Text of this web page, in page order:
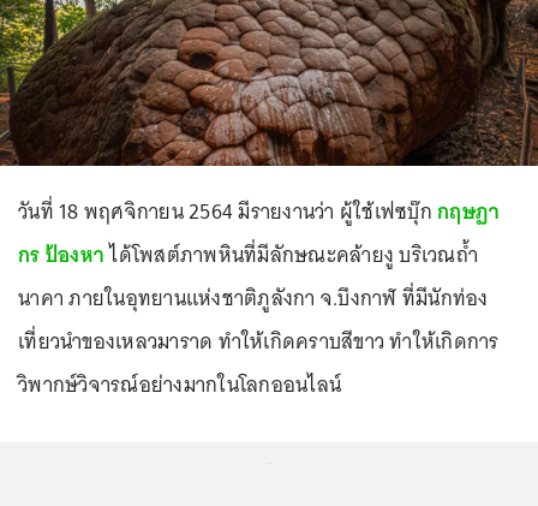
วันที่ 18 พฤศจิกายน 2564 มีรายงานว่า ผู้ใช้เฟซบุ๊กกฤษฏา
กร ป้องหาได้โพสต์ภาพหินที่มีลักษณะคล้ายงู บริเวณถ้ำ
นาคา ภายในอุทยานแห่งชาติภูลังกา จ.บึงกาฬ ที่มีนักท่อง
เที่ยวนำของเหลวมาราด ทำให้เกิดคราบสีขาว ทำให้เกิดการ
วิพากษ์วิจารณ์อย่างมากในโลกออนไลน์